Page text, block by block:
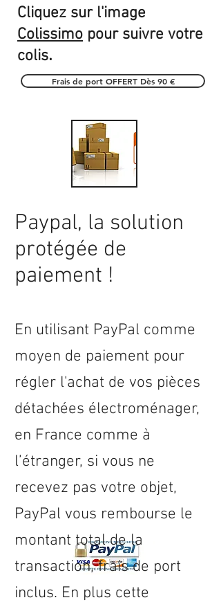
Cliquez sur l'image
Colissimo pour suivre votre
colis.
Frais de port OFFERT Dès 90 €
Paypal, la solution
protégée de
paiement !
En utilisant PayPal comme
moyen de paiement pour
régler l'achat de vos pièces
détachées électroménager,
en France comme à
l’étranger, si vous ne
recevez pas votre objet,
PayPal vous rembourse le
montant total de la
transaction, frais de port
inclus. En plus cette